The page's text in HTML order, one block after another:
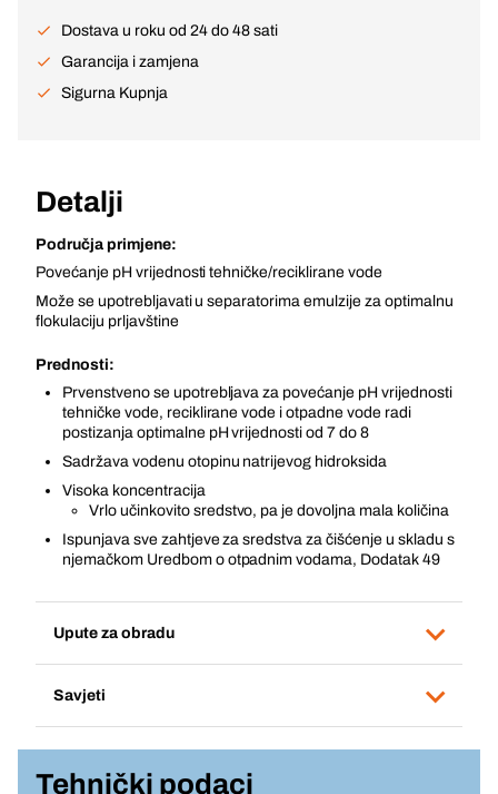
Dostava u roku od 24 do 48 sati
Garancija i zamjena
Sigurna Kupnja
Detalji
Područja primjene:
Povećanje pH vrijednosti tehničke/reciklirane vode
Može se upotrebljavati u separatorima emulzije za optimalnu
flokulaciju prljavštine
Prednosti:
Prvenstveno se upotrebljava za povećanje pH vrijednosti
tehničke vode, reciklirane vode i otpadne vode radi
postizanja optimalne pH vrijednosti od 7 do 8
Sadržava vodenu otopinu natrijevog hidroksida
Visoka koncentracija
Vrlo učinkovito sredstvo, pa je dovoljna mala količina
Ispunjava sve zahtjeve za sredstva za čišćenje u skladu s
njemačkom Uredbom o otpadnim vodama, Dodatak 49
Upute za obradu
Savjeti
Tehnički podaci